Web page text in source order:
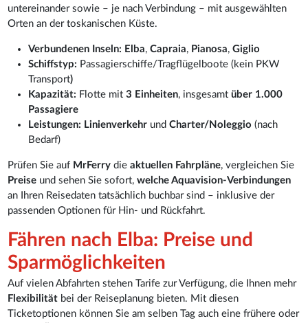
untereinander sowie – je nach Verbindung – mit ausgewählten
Orten an der toskanischen Küste.
Verbundenen Inseln: Elba,Capraia, Pianosa,Giglio
Schiffstyp: Passagierschiffe/Tragflügelboote (kein PKW
Transport)
Kapazität: Flotte mit3 Einheiten, insgesamtüber 1.000
Passagiere
Leistungen: Linienverkehr undCharter/Noleggio (nach
Bedarf)
Prüfen Sie auf MrFerry dieaktuellen Fahrpläne, vergleichen Sie
Preise und sehen Sie sofort,welche Aquavision-Verbindungen
an Ihren Reisedaten tatsächlich buchbar sind – inklusive der
passenden Optionen für Hin- und Rückfahrt.
Fähren nach Elba: Preise und
Sparmöglichkeiten
Auf vielen Abfahrten stehen Tarife zur Verfügung, die Ihnen mehr
Flexibilität bei der Reiseplanung bieten. Mit diesen
Ticketoptionen können Sie am selben Tag auch eine frühere oder